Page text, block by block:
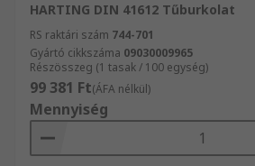
HARTING DIN 41612 Tűburkolat
RS raktári szám 744-701
Gyártó cikkszáma 09030009965
Részösszeg (1 tasak / 100 egység)
99 381 Ft(ÁFA nélkül)
Mennyiség